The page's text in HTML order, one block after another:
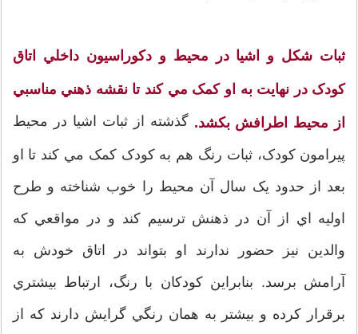
ثبات شکل و اشيا در محيط و دکوراسيون داخلي اتاق
کودک در نهايت به او کمک مي کند تا نقشه ذهني مناسبي
از محيط اطرافش بکشد. گذشته از ثبات اشيا در محيط
پيرامون کودک، ثبات رنگ هم به کودک کمک مي کند تا او
بعد از حدود يک سال آن محيط را خوب شناخته و طرح
اوليه اي از آن در ذهنش ترسيم کند و در مواقعي که
والدين نيز حضور ندارند او بتواند در اتاق خودش به
آرامش برسد. بنابراين کودکان با رنگ، ارتباط بيشتري
برقرار کرده و بيشتر به همان رنگي گرايش دارند که از